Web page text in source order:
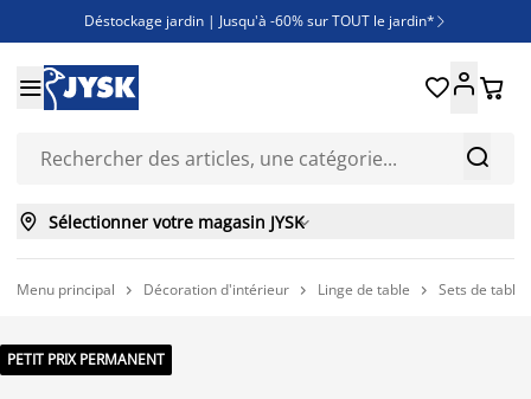
Déstockage jardin | Jusqu'à -60% sur TOUT le jardin* 
Jusqu'à -50% sur une sélection literie
Découvrez les nouveautés de la collection


 
 Sélectionner votre magasin JYSK
Menu principal  Décoration d'intérieur  Linge de table  Sets de table
PETIT PRIX PERMANENT